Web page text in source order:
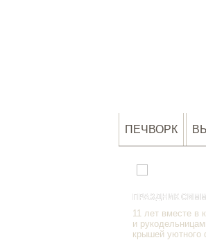
ПЕЧВОРК
ПРАЗДНИК
11 лет вместе в
и
крышей уютного